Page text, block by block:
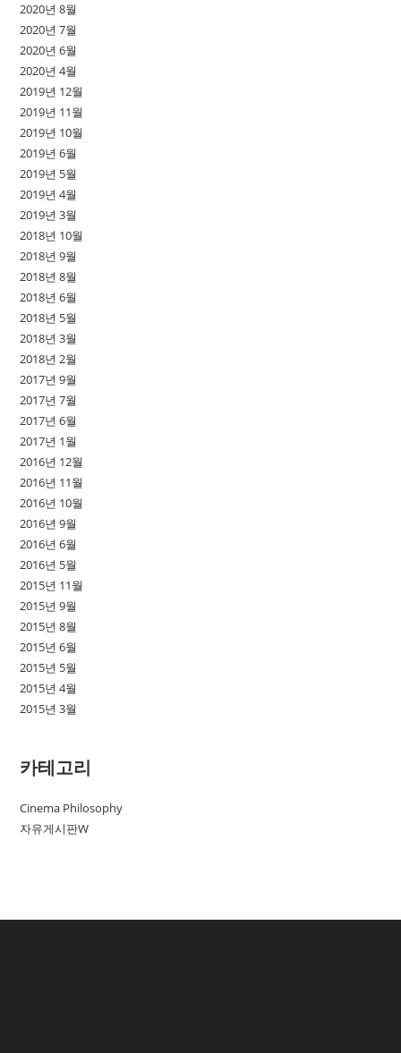
2020년 8월
2020년 7월
2020년 6월
2020년 4월
2019년 12월
2019년 11월
2019년 10월
2019년 6월
2019년 5월
2019년 4월
2019년 3월
2018년 10월
2018년 9월
2018년 8월
2018년 6월
2018년 5월
2018년 3월
2018년 2월
2017년 9월
2017년 7월
2017년 6월
2017년 1월
2016년 12월
2016년 11월
2016년 10월
2016년 9월
2016년 6월
2016년 5월
2015년 11월
2015년 9월
2015년 8월
2015년 6월
2015년 5월
2015년 4월
2015년 3월
카테고리
Cinema Philosophy
자유게시판W